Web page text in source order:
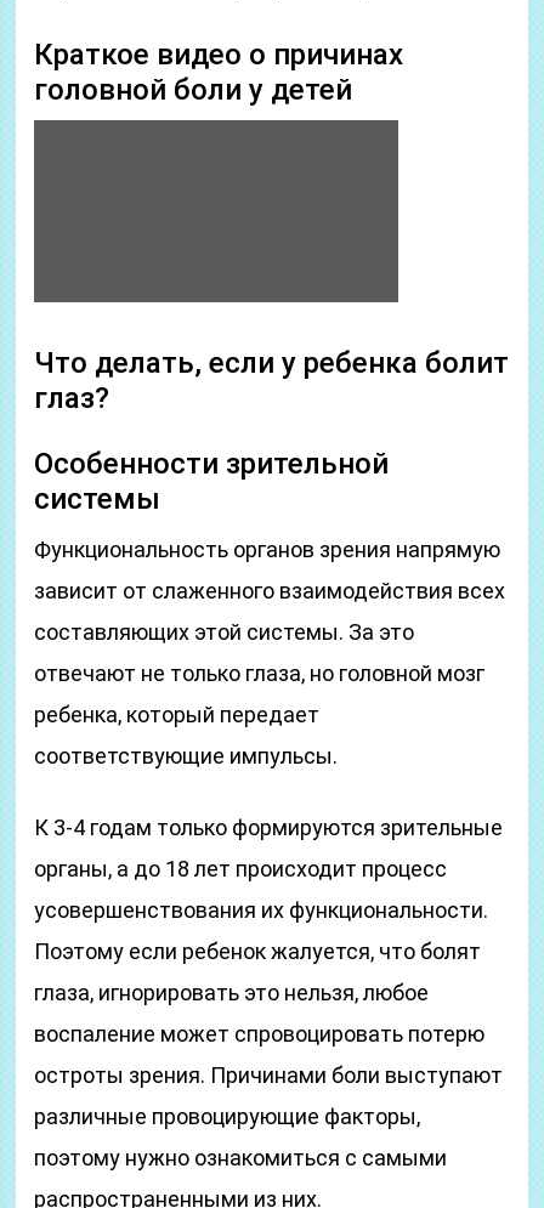
Краткое видео о причинах
головной боли у детей
Что делать, если у ребенка болит
глаз?
Особенности зрительной
системы
Функциональность органов зрения напрямую
зависит от слаженного взаимодействия всех
составляющих этой системы. За это
отвечают не только глаза, но головной мозг
ребенка, который передает
соответствующие импульсы.
К 3-4 годам только формируются зрительные
органы, а до 18 лет происходит процесс
усовершенствования их функциональности.
Поэтому если ребенок жалуется, что болят
глаза, игнорировать это нельзя, любое
воспаление может спровоцировать потерю
остроты зрения. Причинами боли выступают
различные провоцирующие факторы,
поэтому нужно ознакомиться с самыми
распространенными из них.